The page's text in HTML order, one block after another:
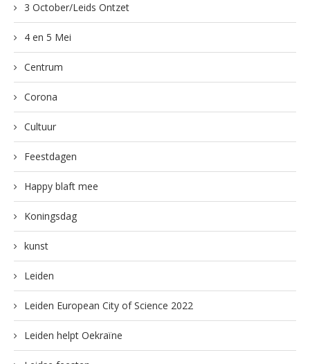
3 October/Leids Ontzet
4 en 5 Mei
Centrum
Corona
Cultuur
Feestdagen
Happy blaft mee
Koningsdag
kunst
Leiden
Leiden European City of Science 2022
Leiden helpt Oekraïne